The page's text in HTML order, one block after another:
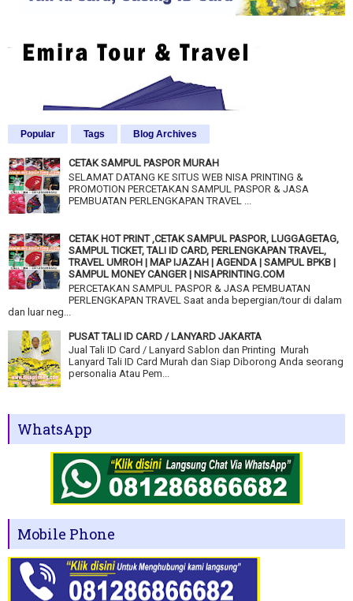
Popular Tags Blog Archives
CETAK SAMPUL PASPOR MURAH
SELAMAT DATANG KE SITUS WEB NISA PRINTING &
PROMOTION PERCETAKAN SAMPUL PASPOR & JASA
PEMBUATAN PERLENGKAPAN TRAVEL ...
CETAK HOT PRINT ,CETAK SAMPUL PASPOR, LUGGAGETAG,
SAMPUL TICKET, TALI ID CARD, PERLENGKAPAN TRAVEL,
TRAVEL UMROH | MAP IJAZAH | AGENDA | SAMPUL BPKB |
SAMPUL MONEY CANGER | NISAPRINTING.COM
PERCETAKAN SAMPUL PASPOR & JASA PEMBUATAN
PERLENGKAPAN TRAVEL Saat anda bepergian/tour di dalam
dan luar neg...
PUSAT TALI ID CARD / LANYARD JAKARTA
Jual Tali ID Card / Lanyard Sablon dan Printing Murah
Lanyard Tali ID Card Murah dan Siap Diborong Anda seorang
personalia Atau Pem...
WhatsApp
Mobile Phone